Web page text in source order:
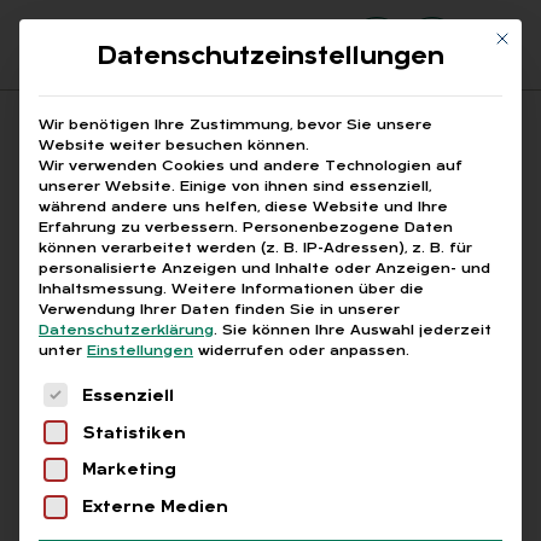
Suchfeld
Suchen
Breadcrumb-Navigation
STARTSEITE AUSBILDUNGSMARKTREGIONEN
Alle Bei­trä­ge mit dem
Schlag­wort „Aus­bil­
dungs­markt­re­gio­nen“
Mit
Datenschutzeinstellungen
Wir benötigen Ihre Zustimmung, bevor Sie unsere
Website weiter besuchen können.
Wir verwenden Cookies und andere Technologien auf
unserer Website. Einige von ihnen sind essenziell,
während andere uns helfen, diese Website und Ihre
Erfahrung zu verbessern. Personenbezogene Daten
können verarbeitet werden (z. B. IP-Adressen), z. B. für
personalisierte Anzeigen und Inhalte oder Anzeigen- und
Inhaltsmessung. Weitere Informationen über die
Verwendung Ihrer Daten finden Sie in unserer
Datenschutzerklärung. Sie können Ihre Auswahl jederzeit
unter Einstellungen widerrufen oder anpassen.
Es folgt eine Liste der Service-Gruppen, für
Essenziell
Statistiken
Marketing
Externe Medien